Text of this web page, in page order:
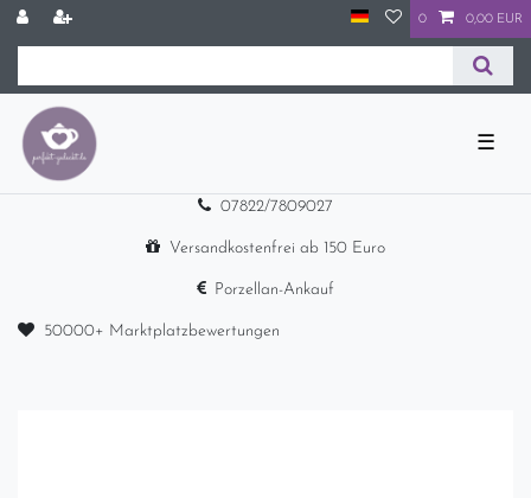
0 0,00 EUR
☰
07822/7809027
Versandkostenfrei ab 150 Euro
Porzellan-Ankauf
50000+ Marktplatzbewertungen